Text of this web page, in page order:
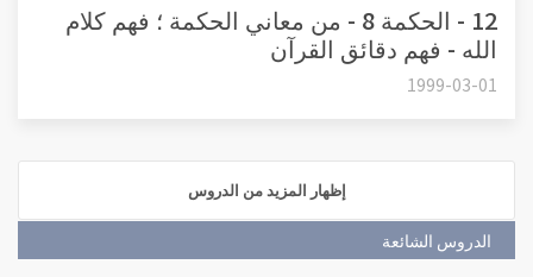
12 - الحكمة 8 - من معاني الحكمة ؛ فهم كلام
الله - فهم دقائق القرآن
1999-03-01
إظهار المزيد من الدروس
الدروس الشائعة